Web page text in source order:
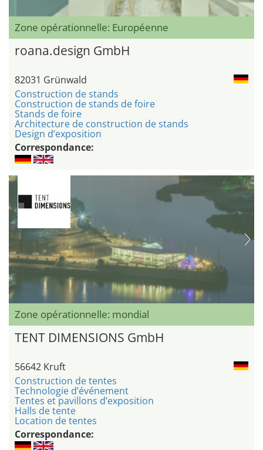
Zone opérationnelle: Européenne
roana.design GmbH
82031 Grünwald
Construction de stands
Construction de stands de foire
Stands de foire
Architecture de construction de stands
Design d’exposition
Correspondance:
Zone opérationnelle: mondial
TENT DIMENSIONS GmbH
56642 Kruft
Construction de tentes
Technologie d’événement
Tentes et pavillons d’exposition
Halls de tente
Location de tentes
Correspondance: